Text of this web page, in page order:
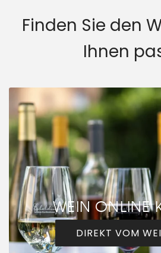
Finden Sie den
Ihnen
WEIN ONLINE
DIREKT VOM